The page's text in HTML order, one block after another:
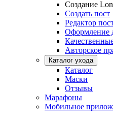
Создание
Создать пост
Редактор
Оформление
Авторское
Каталог ухода
Каталог
Маски
Отзывы
Марафоны
Мобильное